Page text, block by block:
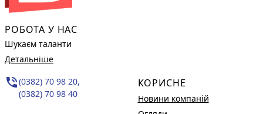
РОБОТА У НАС
Шукаєм таланти
Детальніше
phone_in_talk(0382) 70 98 20,
(0382) 70 98 40
КОРИСНЕ
Новини компаній